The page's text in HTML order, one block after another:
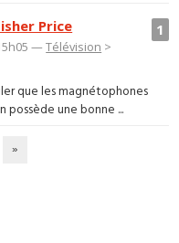
1
Price
—Télévision >
que les magnétophones
possède une bonne ...
»